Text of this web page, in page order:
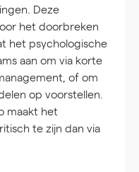
Deze
het doorbreken
het psychologische
aan om via korte
of om
op voorstellen.
maakt het
te zijn dan via